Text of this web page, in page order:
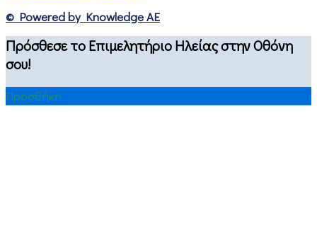
© Powered by Knowledge AE
Πρόσθεσε το Επιμελητήριο Ηλείας στην Οθόνη
σου!
Προσθήκη